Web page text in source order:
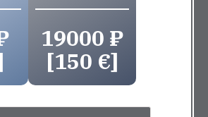
19000 ₽
[150 €]